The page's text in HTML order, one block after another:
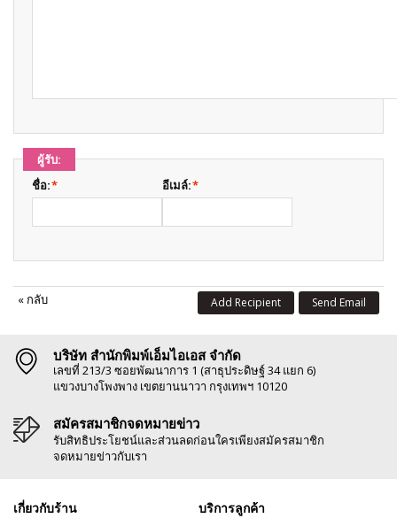
ผู้รับ:
*
ชื่อ: *
อีเมล์:
« กลับ Send Email
Add Recipient
บริษัท สำนักพิมพ์เอ็มไอเอส จำกัด
เลขที่ 213/3 ซอยพัฒนาการ 1 (สาธุประดิษฐ์ 34 แยก 6)
แขวงบางโพงพาง เขตยานนาวา กรุงเทพฯ 10120
สมัครสมาชิกจดหมายข่าว
รับสิทธิประโยชน์และส่วนลดก่อนใครเพียงสมัครสมาชิก
จดหมายข่าวกับเรา
เกี่ยวกับร้าน บริการลูกค้า